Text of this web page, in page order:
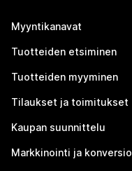
Myyntikanavat
Tuotteiden etsiminen
Tuotteiden myyminen
Tilaukset ja toimitukset
Kaupan suunnittelu
Markkinointi ja konversio